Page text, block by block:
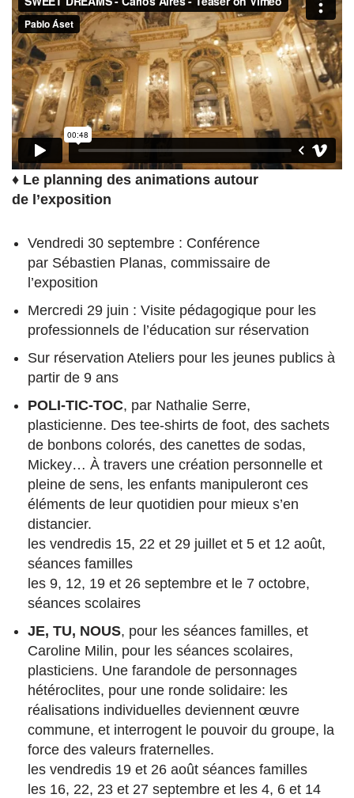
♦ Le planning des animations autour
de l’exposition
Vendredi 30 septembre : Conférence
par Sébastien Planas, commissaire de
l’exposition
Mercredi 29 juin : Visite pédagogique pour les
professionnels de l’éducation sur réservation
Sur réservation Ateliers pour les jeunes publics à
partir de 9 ans
POLI-TIC-TOC, par Nathalie Serre,
plasticienne. Des tee-shirts de foot, des sachets
de bonbons colorés, des canettes de sodas,
Mickey… À travers une création personnelle et
pleine de sens, les enfants manipuleront ces
éléments de leur quotidien pour mieux s’en
distancier.
les vendredis 15, 22 et 29 juillet et 5 et 12 août,
séances familles
les 9, 12, 19 et 26 septembre et le 7 octobre,
séances scolaires
JE, TU, NOUS, pour les séances familles, et
Caroline Milin, pour les séances scolaires,
plasticiens. Une farandole de personnages
hétéroclites, pour une ronde solidaire: les
réalisations individuelles deviennent œuvre
commune, et interrogent le pouvoir du groupe, la
force des valeurs fraternelles.
les vendredis 19 et 26 août séances familles
les 16, 22, 23 et 27 septembre et les 4, 6 et 14